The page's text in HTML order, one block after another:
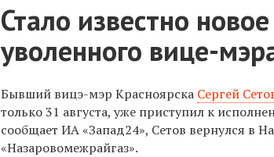
Стало известно
уволенного вице-
Бывший вицэ-мэр Красноярска Сергей
только 31 августа, уже приступил к
сообщает ИА «Запад24», Сетов вернулся в
«Назаровомежрайгаз».